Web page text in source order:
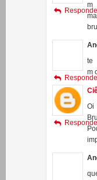
te
m
te
Responder
Oi